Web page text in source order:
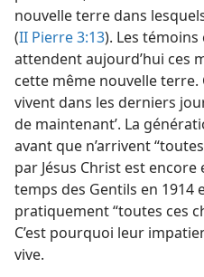
nouvelle terre dans
(II Pierre 3:13). Les témoins
attendent aujourd’hui ces
cette même nouvelle terre.
vivent dans les derniers
de maintenant’. La
avant que n’arrivent
par Jésus Christ est
temps des Gentils en 1914
pratiquement “toutes ces
C’est pourquoi leur
vive.